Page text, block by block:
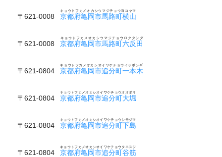
〒621-0008 京都府亀岡市馬路町横山
キョウトフカメオカシウマジチョウヨコヤマ
〒621-0008 京都府亀岡市馬路町六反田
キョウトフカメオカシウマジチョウロクタンダ
〒621-0804 京都府亀岡市追分町一本木
キョウトフカメオカシオイワケチョウイッポンギ
〒621-0804 京都府亀岡市追分町大堀
キョウトフカメオカシオイワケチョウオオボリ
〒621-0804 京都府亀岡市追分町下島
キョウトフカメオカシオイワケチョウシモジマ
〒621-0804 京都府亀岡市追分町谷筋
キョウトフカメオカシオイワケチョウタニスジ